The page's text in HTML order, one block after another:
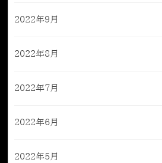
2022年9月
2022年8月
2022年7月
2022年6月
2022年5月